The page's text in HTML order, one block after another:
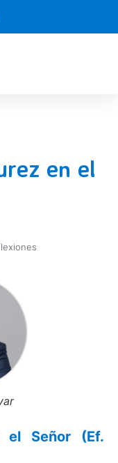
en el
el Señor (Ef.